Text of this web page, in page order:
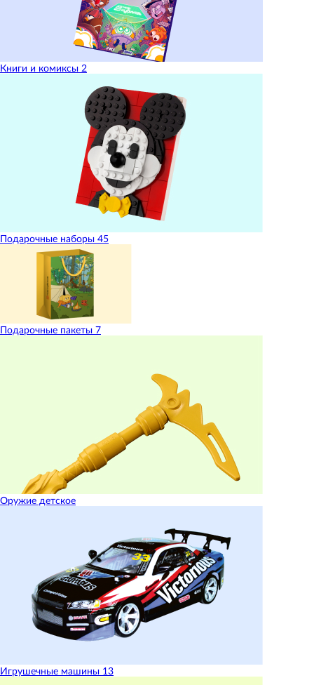
Книги и комиксы 2
Подарочные наборы 45
Подарочные пакеты 7
Оружие детское
Игрушечные машины 13